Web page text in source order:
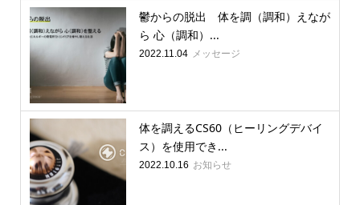
鬱からの脱出 体を調（調和）えなが
ら 心（調和）...
2022.11.04 メッセージ
体を調えるCS60（ヒーリングデバイ
ス）を使用でき...
2022.10.16 お知らせ